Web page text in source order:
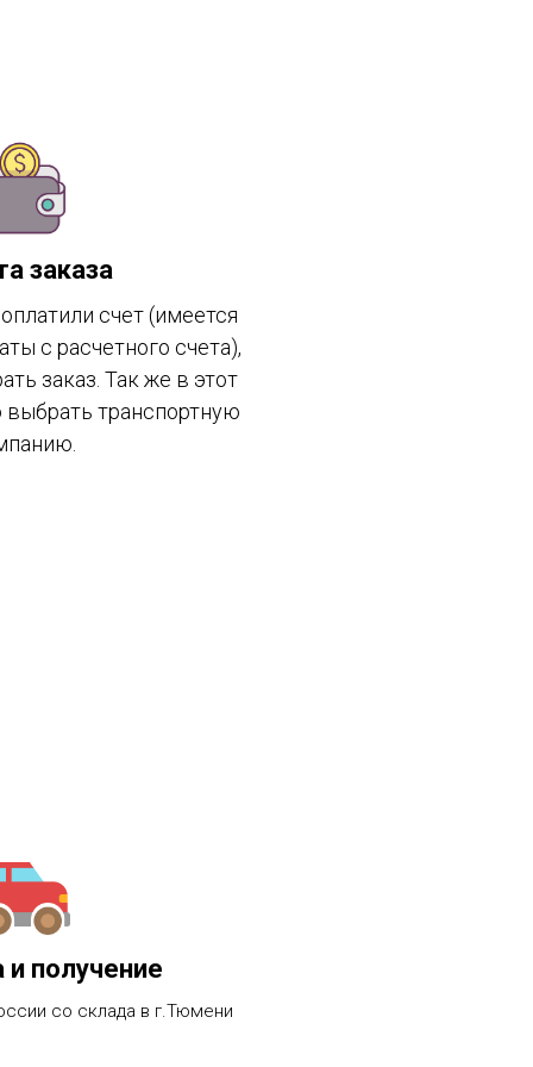
заказа
счет (имеется
с расчетного счета),
заказ. Так же в этот
транспортную
получение
со склада в г.Тюмени